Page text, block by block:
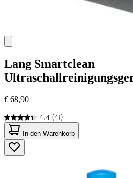
Lang Smartclean
€ 68,90
4.4 (41)
4.4
von
5
Sternen.
41
In den Warenkorb